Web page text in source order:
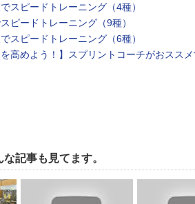
スピードトレーニング（4種）
ピードトレーニング（9種）
スピードトレーニング（6種）
を高めよう！】スプリントコーチがおスス
記事も見てます。